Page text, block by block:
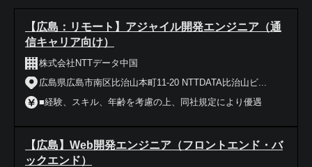
【広島：リモート】アジャイル開発エンジニア（通
信キャリア向け）
株式会社NTTデータ中国
広島県広島市南区比治山本町11-20 NTTDATA比治山ビ...
■経験、スキル、年齢を考慮の上、同社規定により優遇
【広島】Web開発エンジニア（フロントエンド・バ
ックエンド）